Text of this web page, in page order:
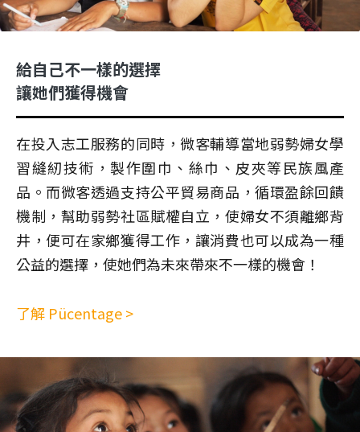
給自己不一樣的選擇
讓她們獲得機會
在投入志工服務的同時，微客輔導當地弱勢婦女學
習縫紉技術，製作圍巾、絲巾、皮夾等民族風產
品。而微客透過支持公平貿易商品，循環盈餘回饋
機制，幫助弱勢社區賦權自立，使婦女不須離鄉背
井，便可在家鄉獲得工作，讓消費也可以成為一種
公益的選擇，使她們為未來帶來不一樣的機會！
了解 Pücentage >